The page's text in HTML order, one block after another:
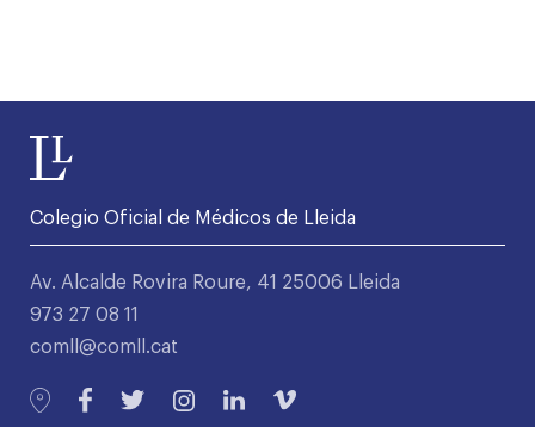
Colegio Oficial de Médicos de Lleida
Av. Alcalde Rovira Roure, 41 25006 Lleida
973 27 08 11
comll@comll.cat